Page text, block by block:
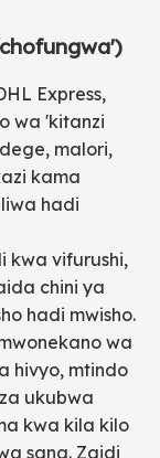
Express,
wa 'kitanzi
malori,
kama
hadi
kwa vifurushi,
chini ya
hadi mwisho.
wa
hivyo, mtindo
ukubwa
kwa kila kilo
sana. Zaidi